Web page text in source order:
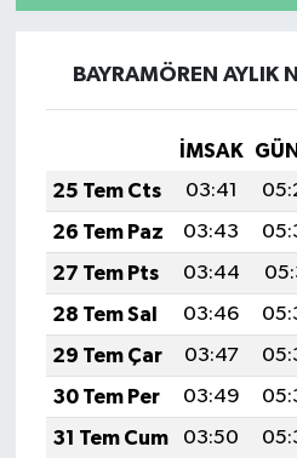
BAYRAMÖREN AYLIK
İMSAK
25 Tem Cts
03:41
26 Tem Paz
03:43
27 Tem Pts
03:44
28 Tem Sal
03:46
29 Tem Çar
03:47
30 Tem Per
03:49
31 Tem Cum
03:50